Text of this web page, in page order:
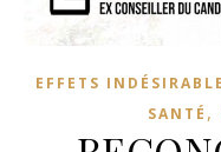
EFFETS
SANTÉ ,